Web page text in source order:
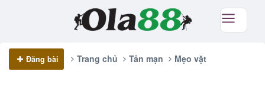
Đăng bài Trang chủ Tản mạn Mẹo vặt